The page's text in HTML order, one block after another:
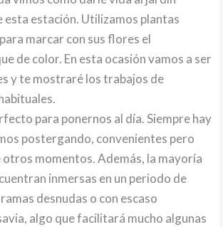
estación. Utilizamos plantas
marcar con sus flores el
de color. En esta ocasión vamos a ser
y te mostraré los trabajos de
para ponernos al día. Siempre hay
postergando, convenientes pero
momentos. Además, la mayoría
inmersas en un periodo de
desnudas o con escaso
algo que facilitará mucho algunas